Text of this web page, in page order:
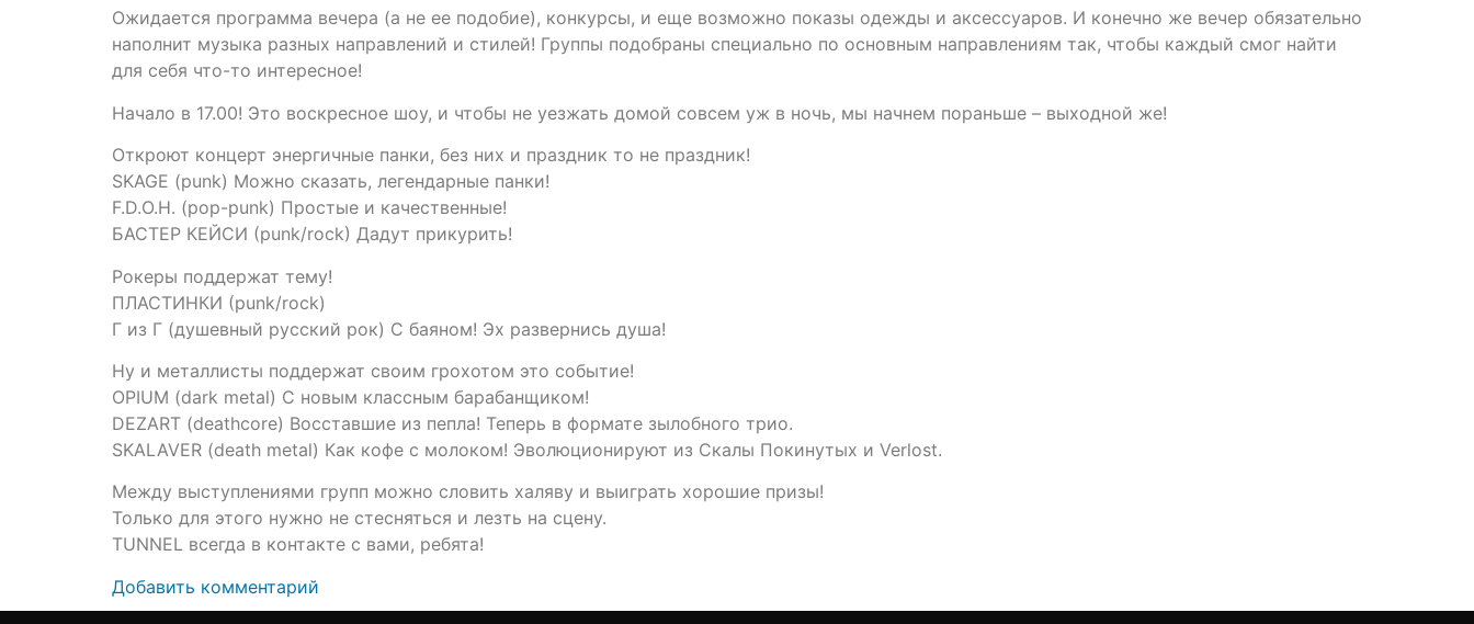
Ожидается программа вечера (а не ее подобие), конкурсы, и еще возможно показы одежды и аксессуаров. И конечно же вечер обязательно
наполнит музыка разных направлений и стилей! Группы подобраны специально по основным направлениям так, чтобы каждый смог найти
для себя что-то интересное!
Начало в 17.00! Это воскресное шоу, и чтобы не уезжать домой совсем уж в ночь, мы начнем пораньше – выходной же!
Откроют концерт энергичные панки, без них и праздник то не праздник!
SKAGE (punk) Можно сказать, легендарные панки!
F.D.O.H. (pop-punk) Простые и качественные!
БАСТЕР КЕЙСИ (punk/rock) Дадут прикурить!
Рокеры поддержат тему!
ПЛАСТИНКИ (punk/rock)
Г из Г (душевный русский рок) С баяном! Эх развернись душа!
Ну и металлисты поддержат своим грохотом это событие!
OPIUM (dark metal) С новым классным барабанщиком!
DEZART (deathcore) Восставшие из пепла! Теперь в формате зылобного трио.
SKALAVER (death metal) Как кофе с молоком! Эволюционируют из Скалы Покинутых и Verlost.
Между выступлениями групп можно словить халяву и выиграть хорошие призы!
Только для этого нужно не стесняться и лезть на сцену.
TUNNEL всегда в контакте с вами, ребята!
Добавить комментарий